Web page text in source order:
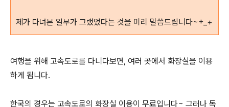
제가 다녀본 일부가 그랬었다는 것을 미리 말씀드립니다~+_+
여행을 위해 고속도로를 다니다보면, 여러 곳에서 화장실을 이용
하게 됩니다.
한국의 경우는 고속도로의 화장실 이용이 무료입니다~ 그러나 독